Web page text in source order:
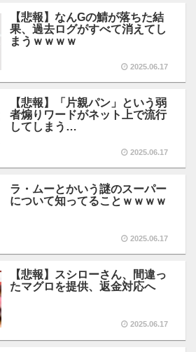
【悲報】なんGの鯖が落ちた結
果、過去ログがすべて消えてし
まうｗｗｗｗ
2025.06.17
【悲報】「片親パン」という弱
者煽りワードがネット上で流行
してしまう…
2025.06.17
ラ・ムーとかいう謎のスーパー
について知ってることｗｗｗｗ
2025.06.17
【悲報】スシローさん、間違っ
たマグロを提供、返金対応へ
2025.06.17